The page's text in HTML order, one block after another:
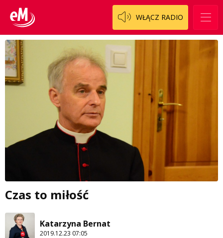
WŁĄCZ RADIO
Czas to miłość
Katarzyna Bernat
2019.12.23 07:05